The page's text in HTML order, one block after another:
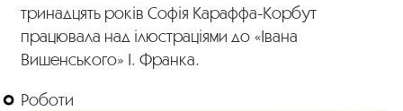
тринадцять років Софія Караффа-Корбут
працювала над ілюстраціями до «Івана
Вишенського» І. Франка.
Роботи